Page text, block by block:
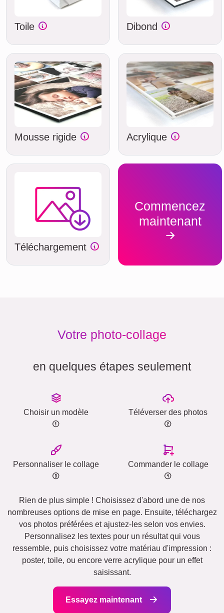
Toile Dibond
Mousse rigide Acrylique
Téléchargement
Commencez
maintenant
Votre photo-collage
en quelques étapes seulement
Choisir un modèle Téléverser des photos
Personnaliser le collage Commander le collage
Rien de plus simple ! Choisissez d'abord une de nos
nombreuses options de mise en page. Ensuite, téléchargez
vos photos préférées et ajustez-les selon vos envies.
Personnalisez les textes pour un résultat qui vous
ressemble, puis choisissez votre matériau d'impression :
poster, toile, ou encore verre acrylique pour un effet
saisissant.
Essayez maintenant